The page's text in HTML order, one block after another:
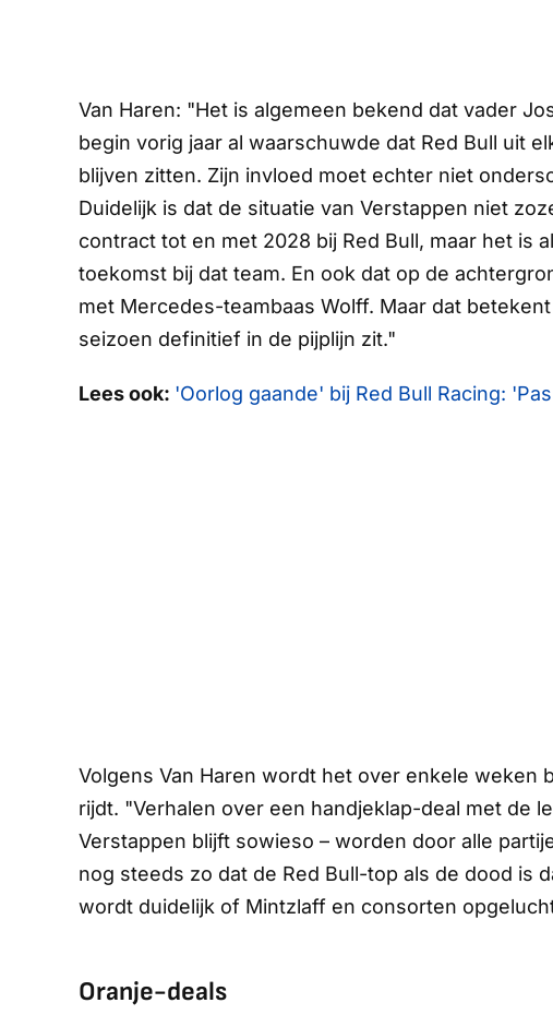
Van Haren: "Het is algemeen bekend dat vader
begin vorig jaar al waarschuwde dat Red Bull uit
blijven zitten. Zijn invloed moet echter niet
Duidelijk is dat de situatie van Verstappen niet
contract tot en met 2028 bij Red Bull, maar het is
toekomst bij dat team. En ook dat op de
met Mercedes-teambaas Wolff. Maar dat
seizoen definitief in de pijplijn zit."
Lees ook: 'Oorlog gaande' bij Red Bull Racing:
Volgens Van Haren wordt het over enkele weken
rijdt. "Verhalen over een handjeklap-deal met de
Verstappen blijft sowieso – worden door alle
nog steeds zo dat de Red Bull-top als de dood is
wordt duidelijk of Mintzlaff en consorten
Oranje-deals